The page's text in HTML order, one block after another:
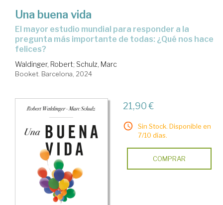
Una buena vida
el mayor estudio mundial para responder a la
pregunta más importante de todas: ¿Qué nos hace
felices?
Waldinger, Robert; Schulz, Marc
Booket. Barcelona, 2024
21,90 €
Sin Stock. Disponible en
7/10 días.
COMPRAR